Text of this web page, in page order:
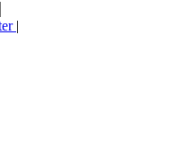
|